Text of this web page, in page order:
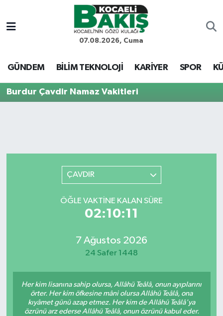
07.08.2026, Cuma
GÜNDEM BİLİM TEKNOLOJİ KARİYER SPOR
Burdur Çavdir Namaz Vakitleri
ÇAVDIR
ÖĞLE VAKTINE KALAN SÜRE
02:10:11
7 Ağustos 2026
24 Safer 1448
Her kim lisanına sahip olursa, Allâhü Teâlâ, onun ayıplarını
örter. Her kim öfkesine mâni olursa Allâhü Teâlâ, ona
kıyâmet günü azap etmez. Her kim de Allâhü Teâlâ'ya
özrünü arz ederse Allâhü Teâlâ, onun özrünü kabul eder.
Kocaeli Nöbetçi Eczaneler
Kocaeli Hava Durumu
Kocaeli Trafik Yoğunluk Haritası
Son Dakika Haberleri